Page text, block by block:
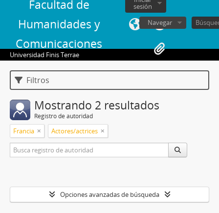
Facultad de
Humanidades y
Comunicaciones
sesión
Navegar
Universidad Finis Terrae
Filtros
Mostrando 2 resultados
Registro de autoridad
Francia Actores/actrices
Opciones avanzadas de búsqueda